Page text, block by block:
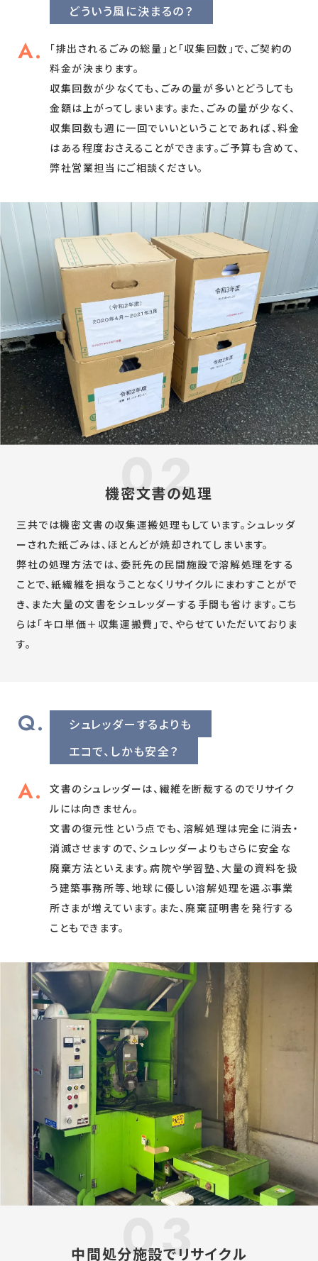
どういう風に決まるの？
「排出されるごみの総量」と「収集回数」で、ご契約の
料金が決まります。
収集回数が少なくても、ごみの量が多いとどうしても
金額は上がってしまいます。また、ごみの量が少なく、
収集回数も週に一回でいいということであれば、料金
はある程度おさえることができます。ご予算も含めて、
弊社営業担当にご相談ください。
機密文書の処理
三共では機密文書の収集運搬処理もしています。 シュレッダ
ーされた紙ごみは、ほとんどが焼却されてしまいます。
弊社の処理方法では、委託先の民間施設で溶解処理をする
ことで、紙繊維を損なうことなくリサイクルにまわすことがで
き、また大量の文書をシュレッダーする手間も省けます。こち
らは「キロ単価＋収集運搬費」で、やらせていただいておりま
す。
シュレッダーするよりも
エコで、しかも安全？
文書のシュレッダーは、繊維を断裁するのでリサイク
ルには向きません。
文書の復元性という点でも、溶解処理は完全に消去・
消滅させますので、シュレッダーよりもさらに安全な
廃棄方法といえます。病院や学習塾、大量の資料を扱
う建築事務所等、地球に優しい溶解処理を選ぶ事業
所さまが増えています。また、廃棄証明書を発行する
こともできます。
中間処分施設でリサイクル